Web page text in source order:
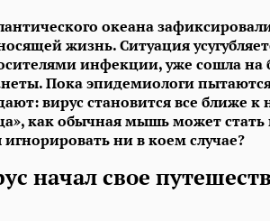
океана
жизнь. Ситуация
инфекции, уже сошла на
Пока эпидемиологи
вирус становится все ближе
как обычная мышь может
ни в коем случае?
начал свое